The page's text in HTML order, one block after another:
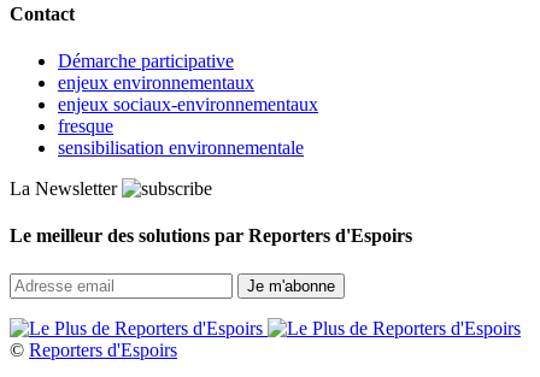
Contact
Démarche participative
enjeux environnementaux
enjeux sociaux-environnementaux
fresque
sensibilisation environnementale
La Newsletter
Le meilleur des solutions par Reporters d'Espoirs
© Reporters d'Espoirs